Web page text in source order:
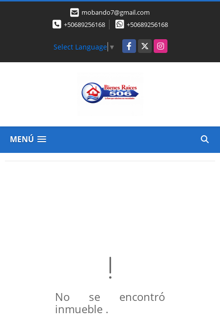
mobando7@gmail.com
+50689256168
+50689256168
Select Language ▼ Facebook
X Instagram
MENÚ
No se encontró
inmueble .